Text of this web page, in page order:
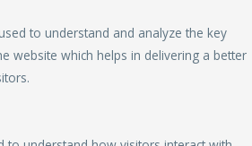
to understand and analyze the key
website which helps in delivering a better